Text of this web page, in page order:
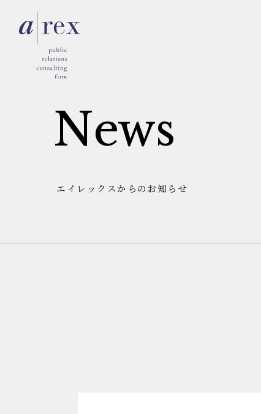
News
エイレックスからのお知らせ